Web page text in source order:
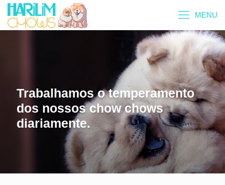
MENU
Trabalhamos o temperamento
dos nossos chow chows
diariamente.